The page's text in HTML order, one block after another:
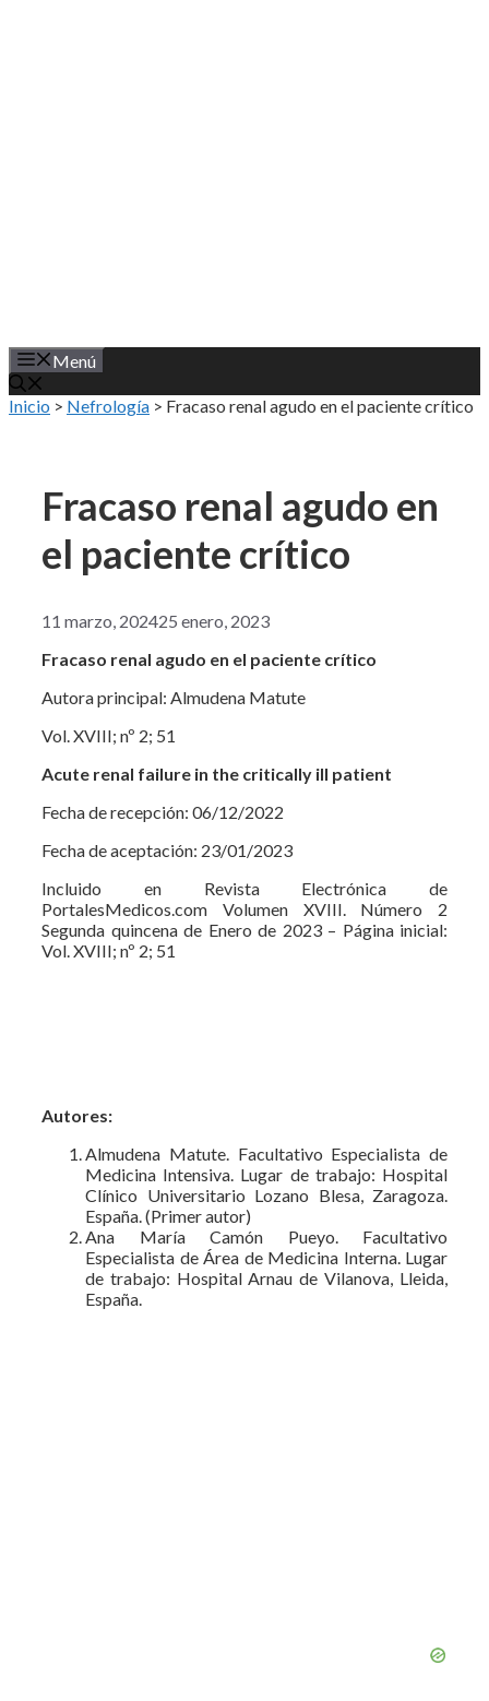
Menú
Inicio > Nefrología > Fracaso renal agudo en el paciente crítico
Fracaso renal agudo en
el paciente crítico
11 marzo, 202425 enero, 2023
Fracaso renal agudo en el paciente crítico
Autora principal: Almudena Matute
Vol. XVIII; nº 2; 51
Acute renal failure in the critically ill patient
Fecha de recepción: 06/12/2022
Fecha de aceptación: 23/01/2023
Incluido en Revista Electrónica de
PortalesMedicos.com Volumen XVIII. Número 2
Segunda quincena de Enero de 2023 – Página inicial:
Vol. XVIII; nº 2; 51
Autores:
Almudena Matute. Facultativo Especialista de
Medicina Intensiva. Lugar de trabajo: Hospital
Clínico Universitario Lozano Blesa, Zaragoza.
España. (Primer autor)
Ana María Camón Pueyo. Facultativo
Especialista de Área de Medicina Interna. Lugar
de trabajo: Hospital Arnau de Vilanova, Lleida,
España.